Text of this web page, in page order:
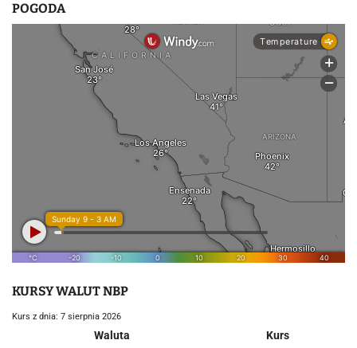
POGODA
KURSY WALUT NBP
Kurs z dnia: 7 sierpnia 2026
Waluta
Kurs